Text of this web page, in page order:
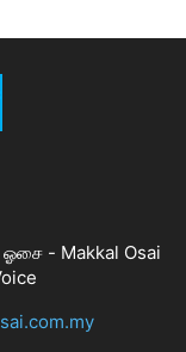
- Makkal Osai